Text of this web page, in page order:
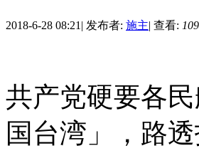
2018-6-28 08:21 | 发布者: 施主| 查看:
共产党硬要各
国台湾」，路